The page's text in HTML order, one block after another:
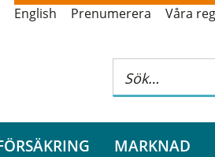
English Prenumerera Våra
MARKNAD